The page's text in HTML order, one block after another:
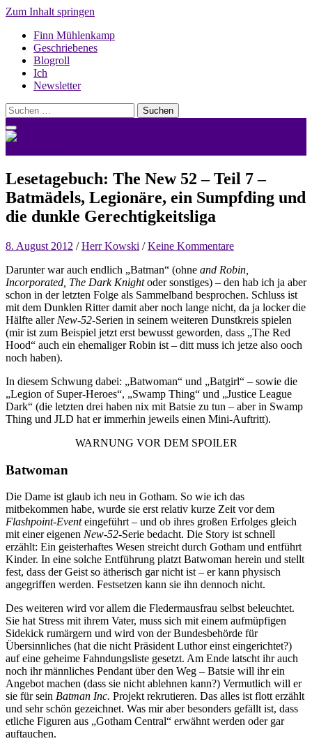
Zum Inhalt springen
Finn Mühlenkamp
Geschriebenes
Blogroll
Ich
Newsletter
Suchen
nach:
Lesetagebuch: The New 52 – Teil 7 –
Batmädels, Legionäre, ein Sumpfding und
die dunkle Gerechtigkeitsliga
8. August 2012 /Herr Kowski /Keine Kommentare
Darunter war auch endlich „Batman“ (ohne and Robin,
Incorporated, The Dark Knightoder sonstiges) – den hab ich ja aber
schon in der letzten Folge als Sammelband besprochen. Schluss ist
mit dem Dunklen Ritter damit aber noch lange nicht, da ja locker die
Hälfte aller New-52-Serien in seinem weiteren Dunstkreis spielen
(mir ist zum Beispiel jetzt erst bewusst geworden, dass „The Red
Hood“ auch ein ehemaliger Robin ist – ditt muss ich jetze also ooch
noch haben).
In diesem Schwung dabei: „Batwoman“ und „Batgirl“ – sowie die
„Legion of Super-Heroes“, „Swamp Thing“ und „Justice League
Dark“ (die letzten drei haben nix mit Batsie zu tun – aber in Swamp
Thing und JLD hat er immerhin jeweils einen Mini-Auftritt).
WARNUNG VOR DEM SPOILER
Batwoman
Die Dame ist glaub ich neu in Gotham. So wie ich das
mitbekommen habe, wurde sie erst relativ kurze Zeit vor dem
Flashpoint-Eventeingeführt – und ob ihres großen Erfolges gleich
mit einer eigenen New-52-Serie bedacht. Die Story ist schnell
erzählt: Ein geisterhaftes Wesen streicht durch Gotham und entführt
Kinder. In eine solche Entführung platzt Batwoman herein und stellt
fest, dass der Geist so ätherisch gar nicht ist – er kann physisch
angegriffen werden. Festsetzen kann sie ihn dennoch nicht.
Des weiteren wird vor allem die Fledermausfrau selbst beleuchtet.
Sie hat Stress mit ihrem Vater, muss sich mit einem aufmüpfigen
Sidekick rumärgern und wird von der Bundesbehörde für
Übersinnliches (hat die nicht Präsident Luthor einst eingerichtet?)
auf eine geheime Fahndungsliste gesetzt. Am Ende latscht ihr auch
noch ihr männliches Pendant über den Weg – Batsie will ihr ein
Angebot machen (dass sie nicht ablehnen kann?) Vermutlich will er
sie für sein Batman Inc. Projekt rekrutieren. Das alles ist flott erzählt
und sehr schön gezeichnet. Was mir aber besonders gefällt ist, dass
etliche Figuren aus „Gotham Central“ erwähnt werden oder gar
auftauchen.